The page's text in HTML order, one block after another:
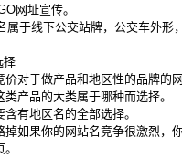
网址宣传。
于线下公交站牌，公交车外形
对于做产品和地区性的品牌的
品的大类属于哪种而选择。
有地区名的全部选择。
如果你的网站名竞争很激烈，